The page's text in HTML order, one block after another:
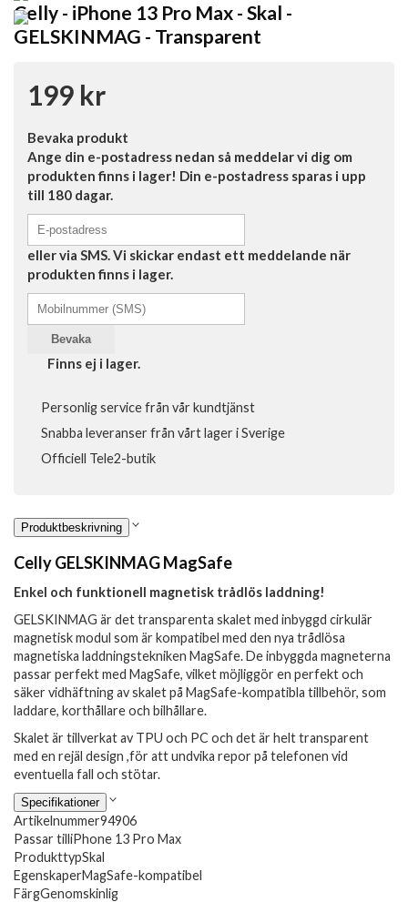
Celly - iPhone 13 Pro Max - Skal -
GELSKINMAG - Transparent
199 kr
Bevaka produkt
Ange din e-postadress nedan så meddelar vi dig om
produkten finns i lager! Din e-postadress sparas i upp
till 180 dagar.
eller via SMS. Vi skickar endast ett meddelande när
produkten finns i lager.
Bevaka
Finns ej i lager.
Personlig service från vår kundtjänst
Snabba leveranser från vårt lager i Sverige
Officiell Tele2-butik
Produktbeskrivning
Celly GELSKINMAG MagSafe
Enkel och funktionell magnetisk trådlös laddning!
GELSKINMAG är det transparenta skalet med inbyggd cirkulär
magnetisk modul som är kompatibel med den nya trådlösa
magnetiska laddningstekniken MagSafe. De inbyggda magneterna
passar perfekt med MagSafe, vilket möjliggör en perfekt och
säker vidhäftning av skalet på MagSafe-kompatibla tillbehör, som
laddare, korthållare och bilhållare.
Skalet är tillverkat av TPU och PC och det är helt transparent
med en rejäl design ,för att undvika repor på telefonen vid
eventuella fall och stötar.
Specifikationer
Artikelnummer94906
Passar tilliPhone 13 Pro Max
ProdukttypSkal
EgenskaperMagSafe-kompatibel
FärgGenomskinlig